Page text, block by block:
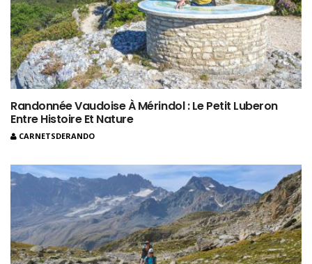
Randonnée Vaudoise À Mérindol : Le Petit Luberon
Entre Histoire Et Nature
CARNETSDERANDO